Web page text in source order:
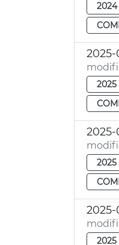
2024
2025-
2025
2025
2025